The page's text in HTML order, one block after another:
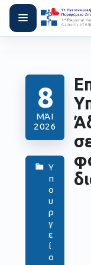
8
ΜΆΙ
2026
Υ
π
ο
υ
ρ
γ
ε
ί
ο